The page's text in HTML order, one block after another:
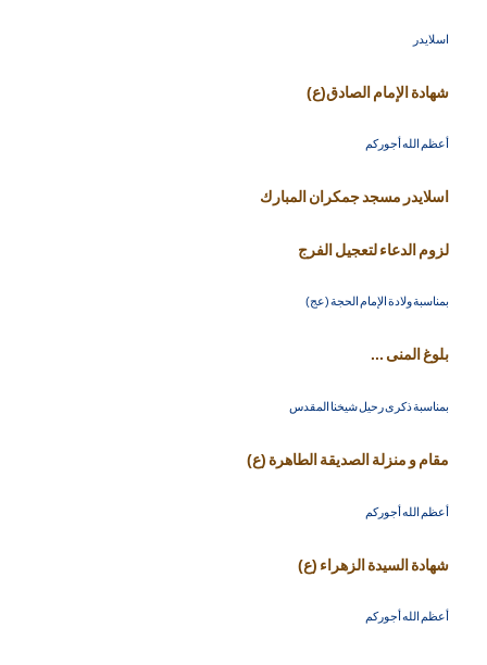
اسلايدر
شهادة الإمام الصادق(ع)
أعظم الله أجوركم
اسلايدر مسجد جمكران المبارك
لزوم الدعاء لتعجيل الفرج
بمناسبة ولادة الإمام الحجة (عج)
بلوغ المنى ...
بمناسبة ذكرى رحيل شيخنا المقدس
مقام و منزلة الصديقة الطاهرة (ع)
أعظم الله أجوركم
شهادة السيدة الزهراء (ع)
أعظم الله أجوركم